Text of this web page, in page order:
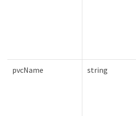
pvcName string